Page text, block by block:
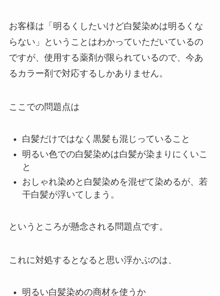
お客様は「明るくしたいけど白髪染めは明るくな
らない」ということはわかっていただいているの
ですが、使用する薬剤が限られているので、今あ
るカラー剤で対応するしかありません。
ここでの問題点は
白髪だけではなく黒髪も混じっていること
明るい色での白髪染めは白髪が染まりにくいこ
と
おしゃれ染めと白髪染めを混ぜて染めるが、若
干白髪が浮いてしまう。
というところが懸念される問題点です。
これに対処するとなると思い浮かぶのは、
明るい白髪染めの商材を使うか